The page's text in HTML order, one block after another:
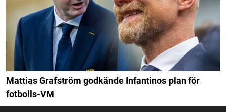
Mattias Grafström godkände Infantinos plan för
fotbolls-VM